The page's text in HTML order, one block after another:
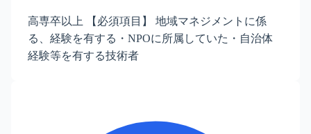
高専卒以上 【必須項目】 地域マネジメントに係
る、経験を有する・NPOに所属していた・自治体
経験等を有する技術者